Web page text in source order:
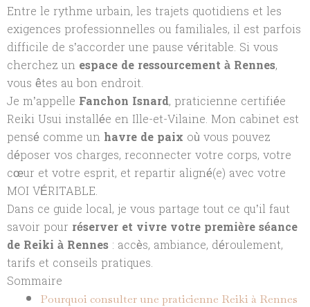
Entre le rythme urbain, les trajets quotidiens et les
exigences professionnelles ou familiales, il est parfois
difficile de s’accorder une pause véritable. Si vous
cherchez un espace de ressourcement à Rennes,
vous êtes au bon endroit.
Je m’appelle Fanchon Isnard, praticienne certifiée
Reiki Usui installée en Ille-et-Vilaine. Mon cabinet est
pensé comme un havre de paix où vous pouvez
déposer vos charges, reconnecter votre corps, votre
cœur et votre esprit, et repartir aligné(e) avec votre
MOI VÉRITABLE.
Dans ce guide local, je vous partage tout ce qu’il faut
savoir pour réserver et vivre votre première séance
de Reiki à Rennes : accès, ambiance, déroulement,
tarifs et conseils pratiques.
Sommaire
Pourquoi consulter une praticienne Reiki à Rennes